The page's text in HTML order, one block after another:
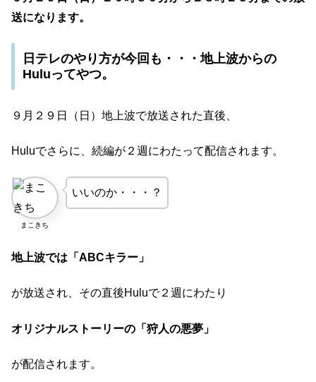
送になります。
日テレのやり方が今回も・・・地上波からの
Huluってやつ。
９月２９日（日）地上波で放送された直後、
Huluでさらに、続編が２週にわたって配信されます。
まこきち
いいのか・・・？
地上波では「ABCキラー」
が放送され、その直後Huluで２週にわたり
オリジナルストーリーの「狩人の悪夢」
が配信されます。